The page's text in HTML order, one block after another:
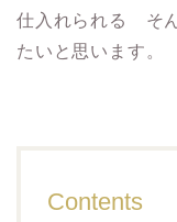
仕入れられる そ
たいと思います。
Contents